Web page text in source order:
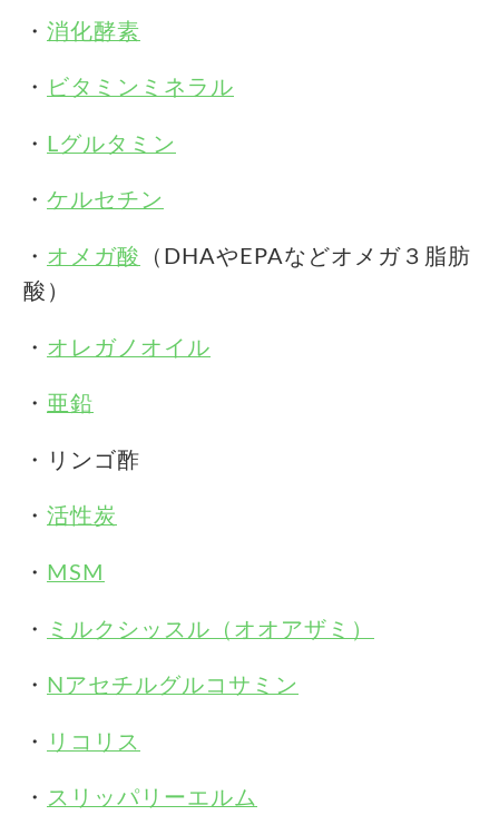
・ 消化酵素
・ ビタミンミネラル
・ Lグルタミン
・ ケルセチン
・ オメガ酸 （DHAやEPAなどオメガ３脂肪
酸）
・ オレガノオイル
・ 亜鉛
・リンゴ酢
・ 活性炭
・ MSM
・ ミルクシッスル（オオアザミ）
・ Nアセチルグルコサミン
・ リコリス
・ スリッパリーエルム